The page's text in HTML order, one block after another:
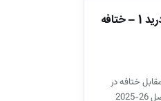
خلاصه بازی اتلتیکومادرید 1 – ختافه
ختافه در